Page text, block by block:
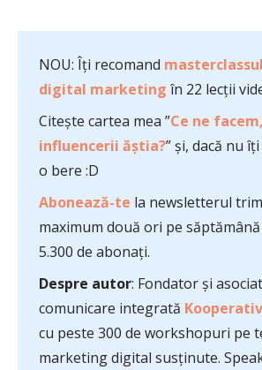
NOU: Îți recomand
digital marketing în 22 lecții
Citește cartea mea ”Ce ne
influencerii ăștia?” și, dacă nu
o bere :D
Abonează-te la newsletterul
maximum două ori pe
5.300 de abonați.
Despre autor: Fondator și
comunicare integrată
cu peste 300 de workshopuri pe
marketing digital susținute.